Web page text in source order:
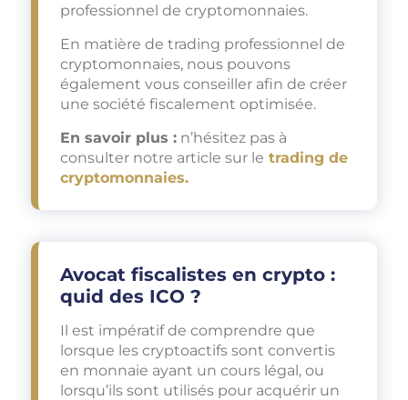
professionnel de cryptomonnaies.
En matière de trading professionnel de
cryptomonnaies, nous pouvons
également vous conseiller afin de créer
une société fiscalement optimisée.
En savoir plus :n’hésitez pas à
consulter notre article sur le trading de
cryptomonnaies.
Avocat fiscalistes en crypto :
quid des ICO ?
Il est impératif de comprendre que
lorsque les cryptoactifs sont convertis
en monnaie ayant un cours légal, ou
lorsqu’ils sont utilisés pour acquérir un